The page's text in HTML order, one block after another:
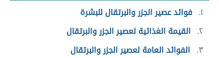
١ فوائد عصير الجزر والبرتقال للبشرة
٢ القيمة الغذائية لعصير الجزر والبرتقال
٣
الفوائد العامة لعصير الجزر والبرتقال